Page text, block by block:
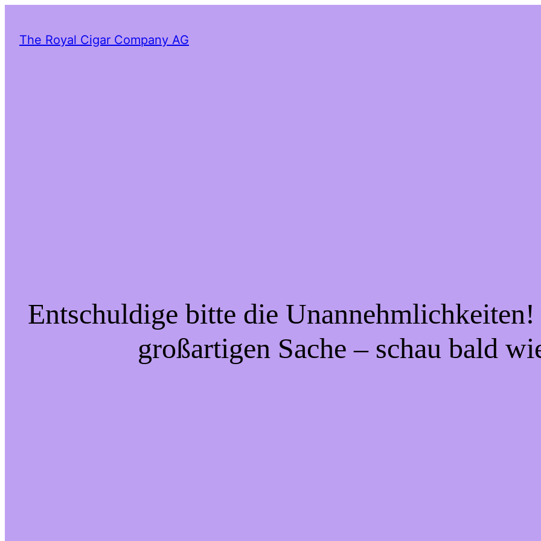
The Royal Cigar Company AG
Entschuldige bitte die
großartigen Sache – schau bald